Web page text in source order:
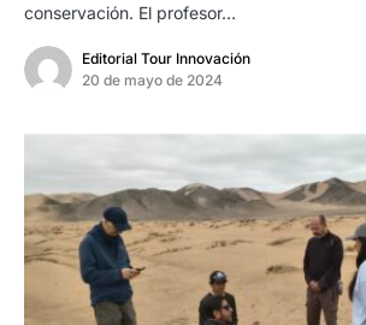
conservación. El profesor…
Editorial Tour Innovación
20 de mayo de 2024